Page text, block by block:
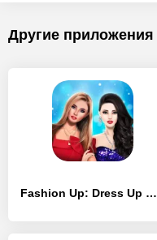
Другие приложения
Fashion Up: Dress Up Games